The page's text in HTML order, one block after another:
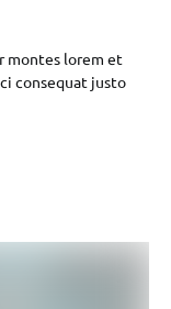
montes lorem et
consequat justo